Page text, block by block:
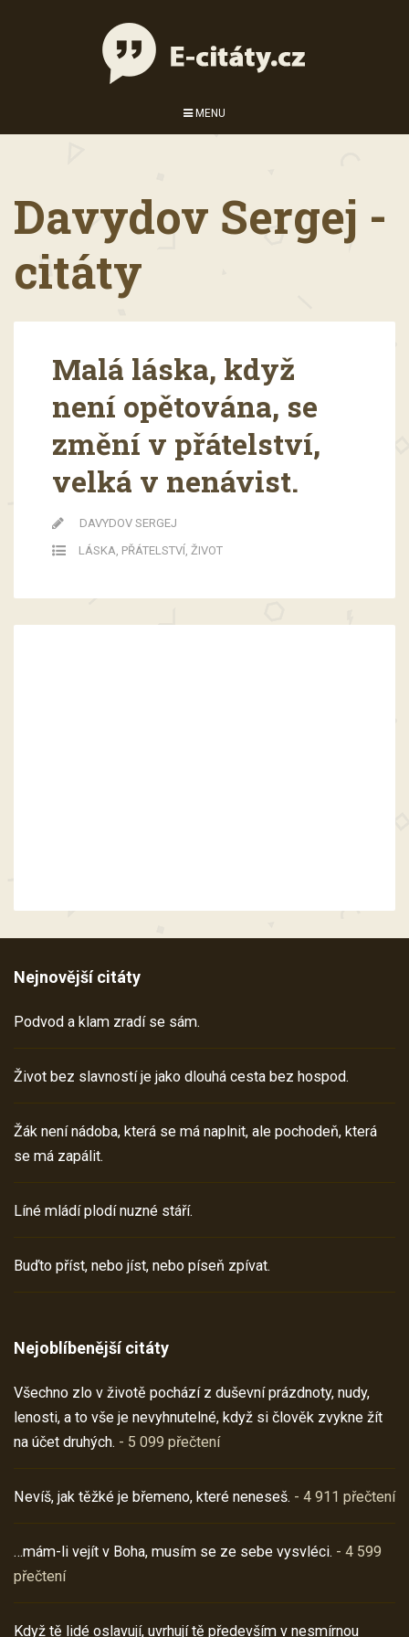
MENU
Davydov Sergej -
citáty
Malá láska, když
není opětována, se
změní v přátelství,
velká v nenávist.
DAVYDOV SERGEJ
LÁSKA, PŘÁTELSTVÍ, ŽIVOT
Nejnovější citáty
Podvod a klam zradí se sám.
Život bez slavností je jako dlouhá cesta bez hospod.
Žák není nádoba, která se má naplnit, ale pochodeň, která
se má zapálit.
Líné mládí plodí nuzné stáří.
Buďto příst, nebo jíst, nebo píseň zpívat.
Nejoblíbenější citáty
Všechno zlo v životě pochází z duševní prázdnoty, nudy,
lenosti, a to vše je nevyhnutelné, když si člověk zvykne žít
na účet druhých. - 5 099 přečtení
Nevíš, jak těžké je břemeno, které neneseš. - 4 911 přečtení
…mám-li vejít v Boha, musím se ze sebe vysvléci. - 4 599
přečtení
Když tě lidé oslavují, uvrhují tě především v nesmírnou